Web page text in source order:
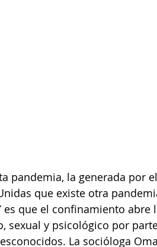
pandemia, la generada por
que existe otra
es que el confinamiento
sexual y psicológico por
La socióloga